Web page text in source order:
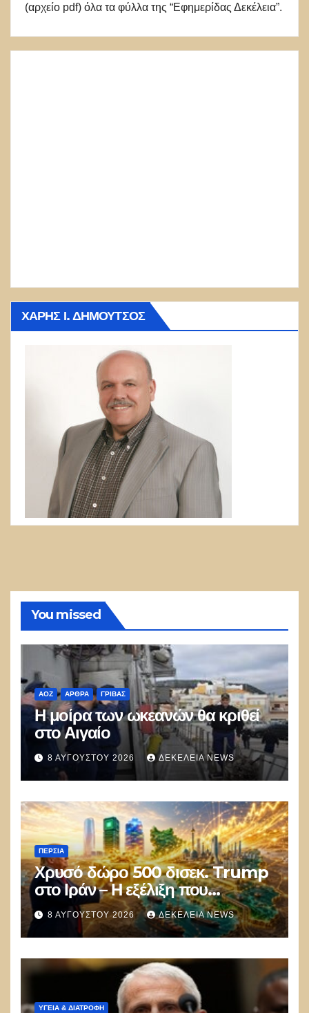
(αρχείο pdf) όλα τα φύλλα της “Εφημερίδας Δεκέλεια”.
ΧΆΡΗΣ Ι. ΔΗΜΟΎΤΣΟΣ
You missed
ΑΟΖ ΑΡΘΡΑ ΓΡΊΒΑΣ
Η μοίρα των ωκεανών θα κριθεί
στο Αιγαίο
8 ΑΥΓΟΎΣΤΟΥ 2026 ΔΕΚΈΛΕΙΑ NEWS
ΠΕΡΣΊΑ
Χρυσό δώρο 500 δισεκ. Trump
στο Ιράν – Η εξέλιξη που
αποδίδει κέρδη μεγαλύτερα από
τις Apple, Nvidia και Google
8 ΑΥΓΟΎΣΤΟΥ 2026 ΔΕΚΈΛΕΙΑ NEWS
ΥΓΕΙΑ & ΔΙΑΤΡΟΦΗ